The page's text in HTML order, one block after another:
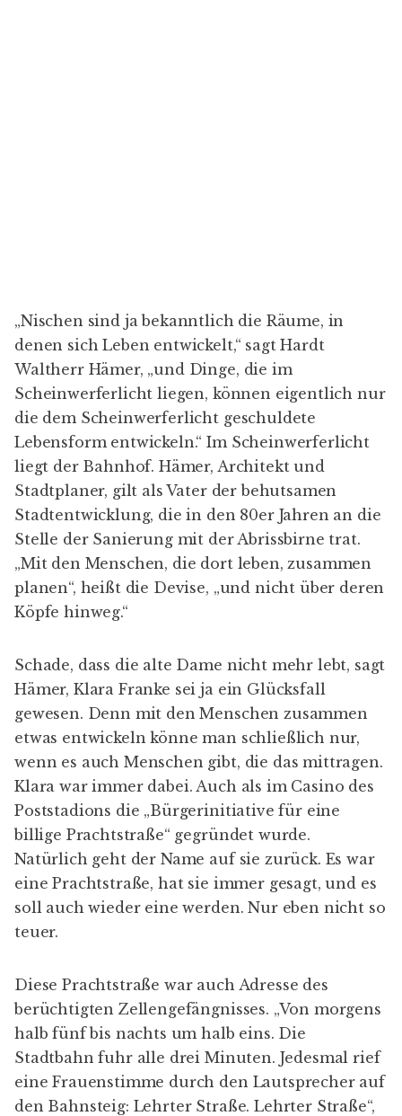
Köpfe hinweg.“
Schade, dass die alte Dame nicht mehr lebt, sagt
Hämer, Klara Franke sei ja ein Glücksfall
gewesen. Denn mit den Menschen zusammen
etwas entwickeln könne man schließlich nur,
wenn es auch Menschen gibt, die das mittragen.
Klara war immer dabei. Auch als im Casino des
Poststadions die „Bürgerinitiative für eine
billige Prachtstraße “ gegründet wurde.
Natürlich geht der Name auf sie zurück. Es war
eine Prachtstraße, hat sie immer gesagt, und es
soll auch wieder eine werden. Nur eben nicht so
Diese Prachtstraße war auch Adresse des
berüchtigtenZellengefängnisses. „Von morgens
halb fünf bis nachts um halb eins. Die
Stadtbahn fuhr alle drei Minuten. Jedesmal rief
eine Frauenstimme durch den Lautsprecher auf
den Bahnsteig: Lehrter Straße. Lehrter Straße“,
schrieb der Schriftsteller Wolfgang Borchert. Er
war einer der Insassen im Zellengefängnis
Moabit, gegenüber der Stadtbahn, dort wo die
Lehrter Straße anfängt.